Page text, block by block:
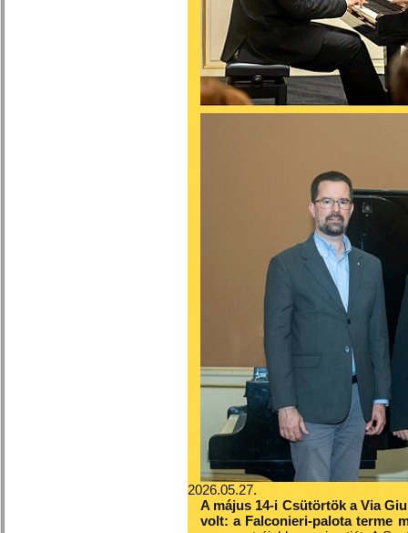
2026.05.27.
A május 14-i Csütörtök a Via
volt: a Falconieri‑palota terme